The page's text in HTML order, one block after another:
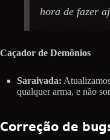
hora de fazer
Caçador de Demônios
Saraivada:
qualquer arma, e não
Correção de